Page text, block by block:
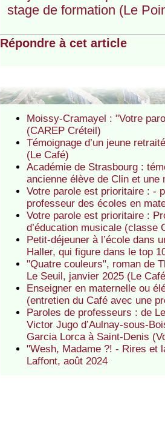
stage de formation (Le
Répondre à cet article
Moissy-Cramayel : "Votre
(CAREP Créteil)
Témoignage d’un jeune
(Le Café)
Académie de Strasbourg :
ancienne élève de Clin et
Votre parole est prioritaire : -
professeur des écoles en
Votre parole est prioritaire :
d’éducation musicale (classe
Petit-déjeuner à l’école dans
Haller, qui figure dans le top
"Quatre couleurs", roman de
Le Seuil, janvier 2025 (Le
Enseigner en maternelle ou
(entretien du Café avec une
Paroles de professeurs : de
Victor Jugo d’Aulnay-sous-
Garcia Lorca à Saint-Denis
"Wesh, Madame ?! - Rires et
Laffont, août 2024